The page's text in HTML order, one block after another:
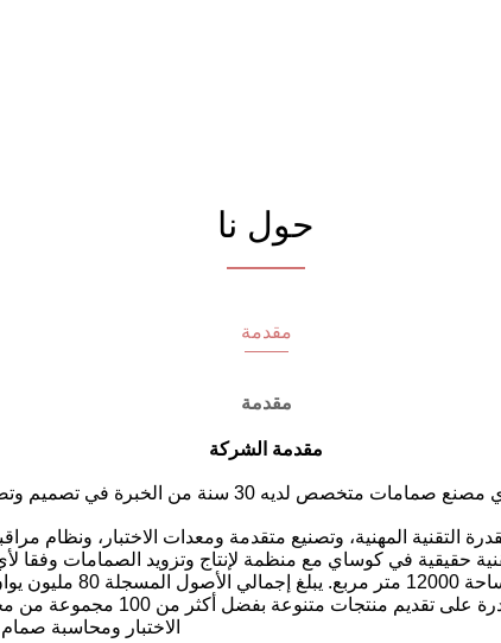
حول نا
مقدمة
مقدمة
مقدمة الشركة
متخصص لديه 30 سنة من الخبرة في تصميم وتصنيع صمامات هندسية عالية الجودة.
التقنية المهنية، وتصنيع متقدمة ومعدات الاختبار، ونظام
تقنية حقيقية في كوساي مع منظمة لإنتاج وتزويد الصمامات
تغطي ورشات عمل كوساي
الاختبار ومحاسبة